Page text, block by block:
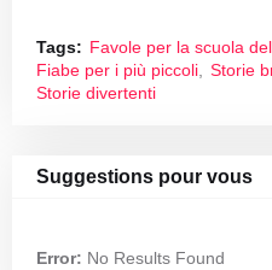
Tags: Favole per la scuola
Fiabe per i più piccoli
Storie
Storie divertenti
Suggestions pour vous
Error: No Results Found